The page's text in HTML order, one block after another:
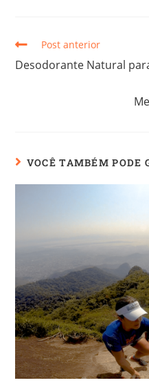
Post anterior
Desodorante Natural
VOCÊ TAMBÉM PODE